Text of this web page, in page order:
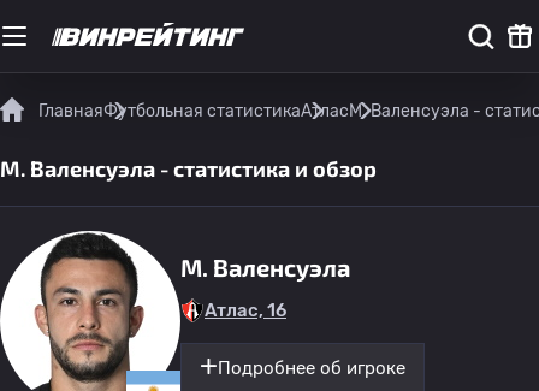
ГлавнаяФутбольная статистикаАтласМ. Валенсуэла -
М. Валенсуэла - статистика и обзор
М. Валенсуэла
Атлас, 16
Подробнее об игроке